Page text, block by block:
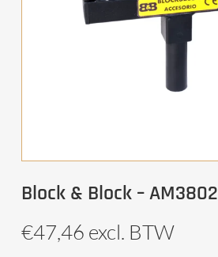
Block & Block – AM3802
€47,46 excl. BTW